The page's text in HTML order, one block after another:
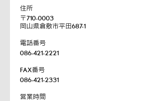
住所
〒710-0003
岡山県倉敷市平田687-1
電話番号
086-421-2221
FAX番号
086-421-2331
営業時間